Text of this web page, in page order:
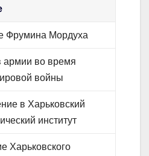
Фрумина Мордуха
армии во время
войны
в Харьковский
институт
Харьковского